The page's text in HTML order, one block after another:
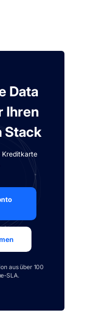
Data
Ihren
Stack
Kreditkarte
aus über 100
SLA.